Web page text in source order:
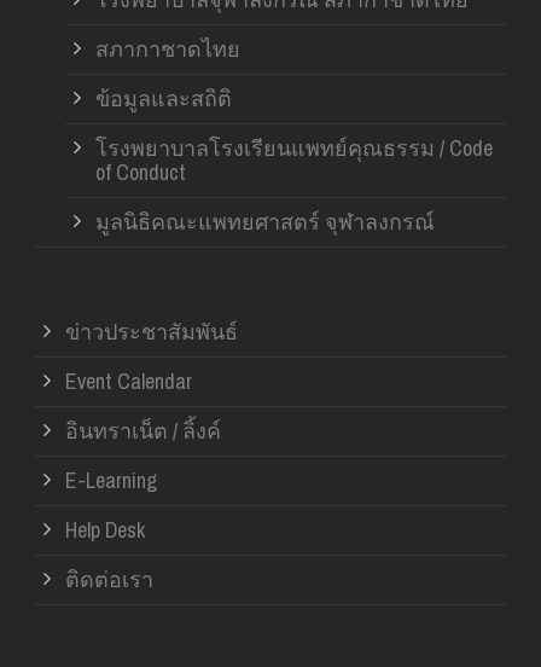
สภากาชาดไทย
ข้อมูลและสถิติ
โรงพยาบาลโรงเรียนแพทย์คุณธรรม / Code
of Conduct
มูลนิธิคณะแพทยศาสตร์ จุฬาลงกรณ์
ข่าวประชาสัมพันธ์
Event Calendar
อินทราเน็ต / ลิ้งค์
E-Learning
Help Desk
ติดต่อเรา